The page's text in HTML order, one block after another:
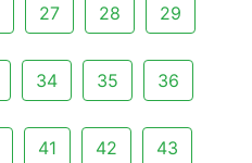
27 28 29
34 35 36
41 42 43